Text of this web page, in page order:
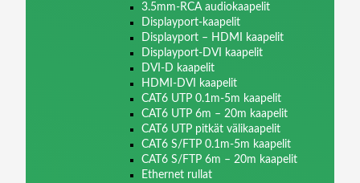
3.5mm-RCA audiokaapelit
Displayport-kaapelit
Displayport – HDMI kaapelit
Displayport-DVI kaapelit
DVI-D kaapelit
HDMI-DVI kaapelit
CAT6 UTP 0.1m-5m kaapelit
CAT6 UTP 6m – 20m kaapelit
CAT6 UTP pitkät välikaapelit
CAT6 S/FTP 0.1m-5m kaapelit
CAT6 S/FTP 6m – 20m kaapelit
Ethernet rullat